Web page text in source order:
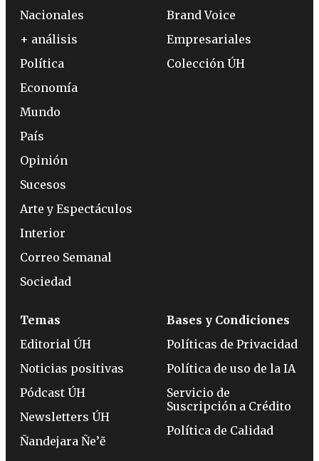
Nacionales
+ análisis
Política
Economía
Mundo
País
Opinión
Sucesos
Arte y Espectáculos
Interior
Correo Semanal
Sociedad
Brand Voice
Empresariales
Colección ÚH
Temas
Editorial ÚH
Noticias positivas
Pódcast ÚH
Newsletters ÚH
Ñandejara Ñe’ẽ
Bases y Condiciones
Políticas de Privacidad
Política de uso de la IA
Servicio de
Suscripción a Crédito
Política de Calidad